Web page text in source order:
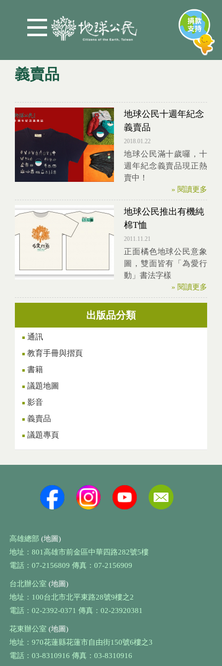
義賣品
您在這裡
地球公民十週年紀念
義賣品
2018.01.22
地球公民滿十歲囉，十
週年紀念義賣品現正熱
賣中！
» 閱讀更多
地球公民推出有機純
棉T恤
2011.11.21
正面橘色地球公民意象
圖，雙面皆有「為愛行
動」書法字樣
» 閱讀更多
出版品分類
通訊
教育手冊與摺頁
書籍
議題地圖
影音
義賣品
議題專頁
高雄總部 (地圖)
地址：801高雄市前金區中華四路282號5樓
電話：07-2156809 傳真：07-2156909
台北辦公室 (地圖)
地址：100台北市北平東路28號9樓之2
電話：02-2392-0371 傳真：02-23920381
花東辦公室 (地圖)
地址：970花蓮縣花蓮市自由街150號6樓之3
電話：03-8310916 傳真：03-8310916